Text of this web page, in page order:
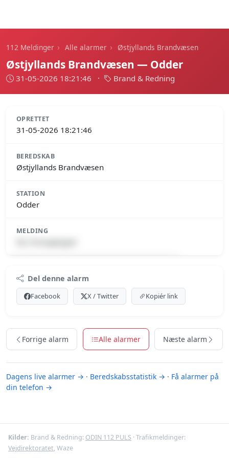
112 Meldinger › Alle alarmer › Østjyllands Brandvæsen
Østjyllands Brandvæsen — Odder
31-05-2026 18:21:46 · Brand & Redning
OPRETTET
31-05-2026 18:21:46
BEREDSKAB
Østjyllands Brandvæsen
STATION
Odder
MELDING
Premium indhold
Log ind med Premium for at se meldingen.
Se Premium-muligheder
Del denne alarm
Facebook X / Twitter Kopiér link
Forrige alarm Alle alarmer Næste alarm
Dagens live alarmer → · Beredskabsstatistik → · Få alarmer på
din telefon →
Kilder: Brand & Redning: ODIN 112 PULS · Trafikmeldinger:
Vejdirektoratet, Waze